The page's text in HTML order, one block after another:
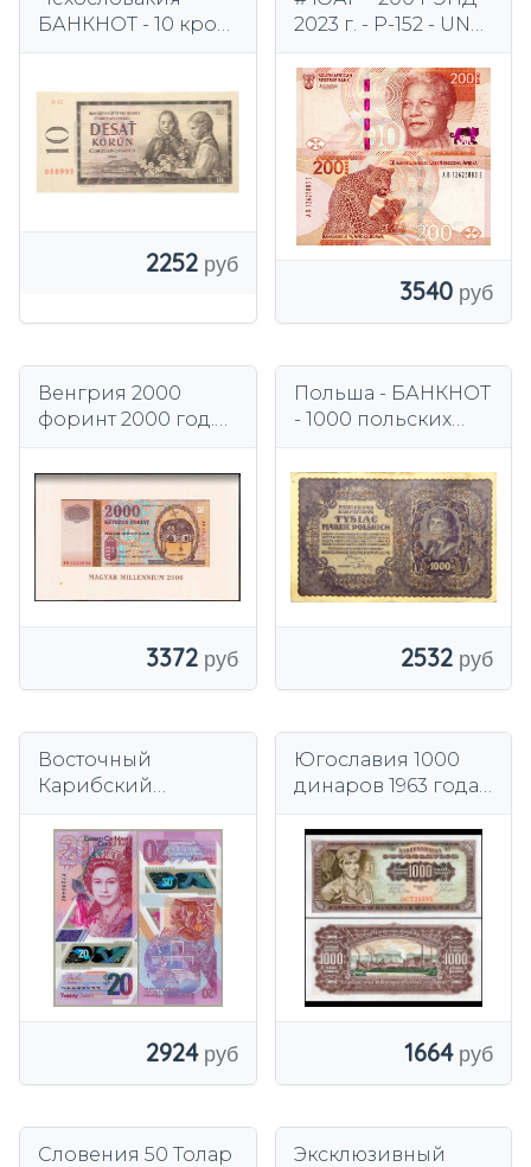
БАНКНОТ - 10 крон
2252
2023 г. - P-152 - UNC
3540
Венгрия 2000
форинт 2000 год.
MILLENNIUM - UNC
FOLDER
3372
Польша - БАНКНОТ
- 1000 польских
Тадеуш Костюшко
2532
Восточный
Карибский
2019 P-57A UNC
полимер
2924
Югославия 1000
динаров 1963 года
1664
Словения 50 Толар
Эксклюзивный